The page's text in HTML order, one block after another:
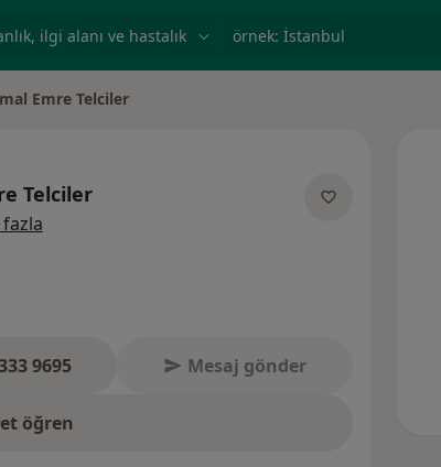
örnek: İstanbul
Emre Telciler
Telciler
9695 Mesaj gönder
öğren